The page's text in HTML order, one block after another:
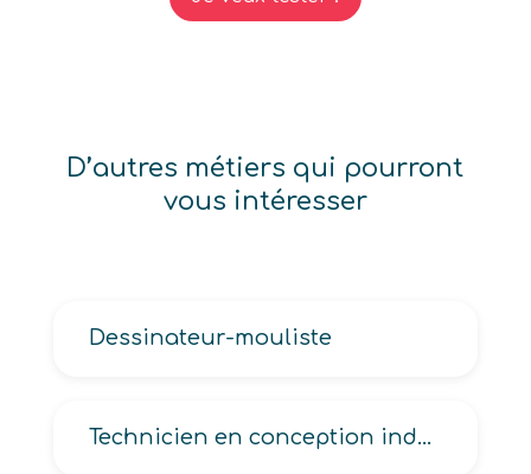
D’autres métiers qui pourront
vous intéresser
Dessinateur-mouliste
Technicien en conception industrielle en mécanique